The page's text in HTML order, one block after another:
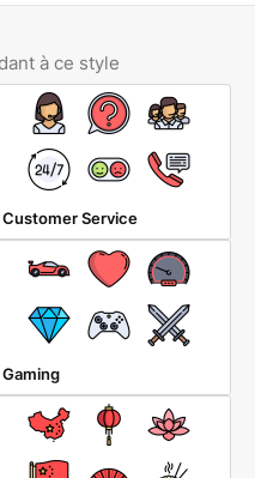
à ce style
Customer Service
Gaming